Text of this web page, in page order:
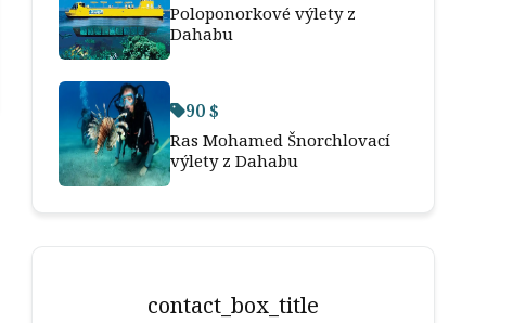
Poloponorkové výlety z
Dahabu
90 $
Ras Mohamed Šnorchlovací
výlety z Dahabu
contact_box_title